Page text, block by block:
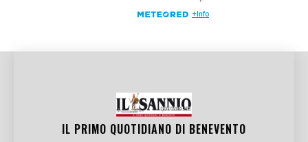
IL PRIMO QUOTIDIANO DI BENEVENTO